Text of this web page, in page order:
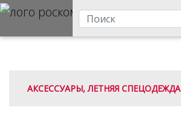
АКСЕССУАРЫ, ЛЕТНЯЯ СПЕЦОДЕЖДА